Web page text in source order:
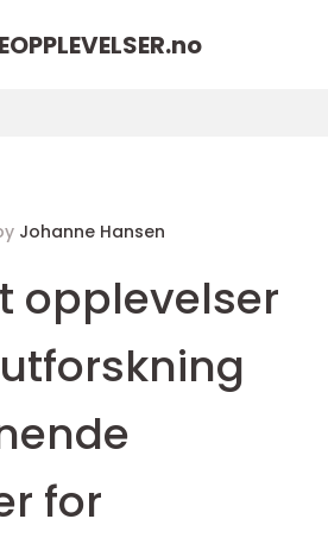
no
Johanne Hansen
opplevelser
for